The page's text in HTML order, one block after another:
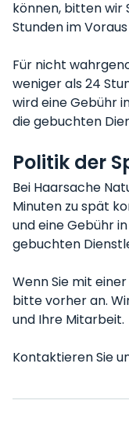
können, bitten wir
Stunden im
Für nicht
weniger als 24
wird eine Gebühr
die gebuchten
Politik der
Bei Haarsache
Minuten zu spät
und eine Gebühr
gebuchten
Wenn Sie mit
bitte vorher an.
und Ihre Mitarbeit.
Kontaktieren Sie